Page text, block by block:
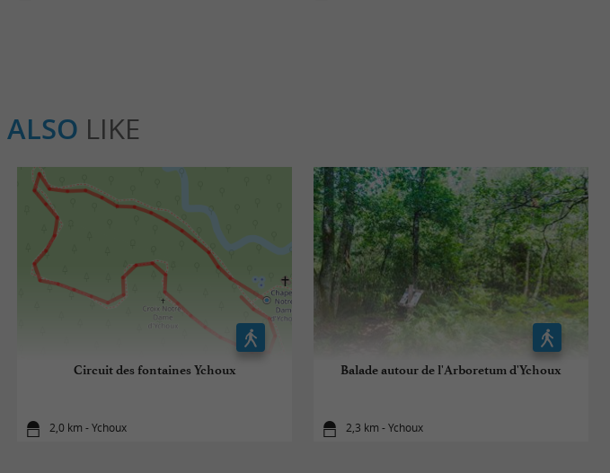
ALSO LIKE
Circuit des fontaines Ychoux
2,0 km - Ychoux
Balade autour de l'Arboretum d'Ychoux
2,3 km - Ychoux